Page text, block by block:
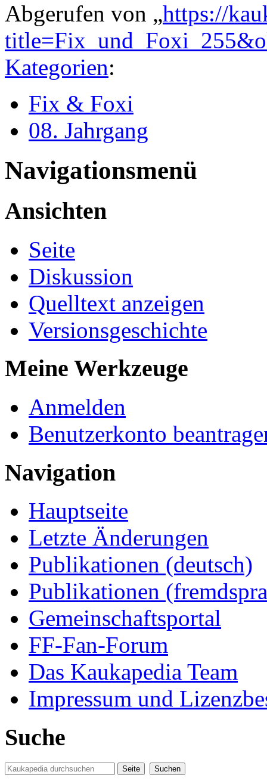
Abgerufen von „https://
Kategorien:
Fix & Foxi
08. Jahrgang
Navigationsmenü
Ansichten
Seite
Diskussion
Quelltext anzeigen
Versionsgeschichte
Meine Werkzeuge
Anmelden
Benutzerkonto
Navigation
Hauptseite
Letzte Änderungen
Publikationen (deutsch)
Publikationen
Gemeinschaftsportal
FF-Fan-Forum
Das Kaukapedia Team
Impressum und
Suche